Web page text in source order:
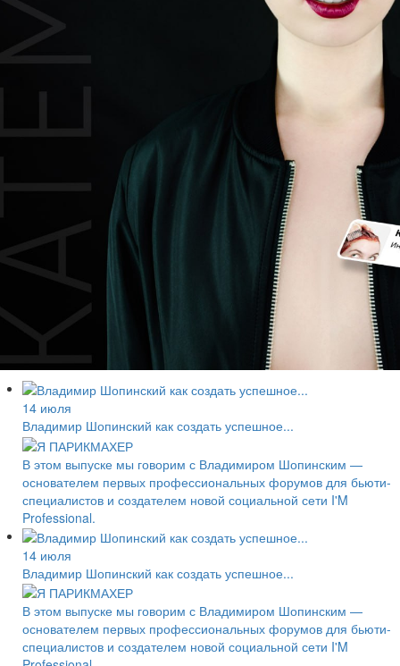
14 июля
Владимир Шопинский как создать успешное...
В этом выпуске мы говорим с Владимиром Шопинским —
основателем первых профессиональных форумов для бьюти-
специалистов и создателем новой социальной сети I'M
Professional.
14 июля
Владимир Шопинский как создать успешное...
В этом выпуске мы говорим с Владимиром Шопинским —
основателем первых профессиональных форумов для бьюти-
специалистов и создателем новой социальной сети I'M